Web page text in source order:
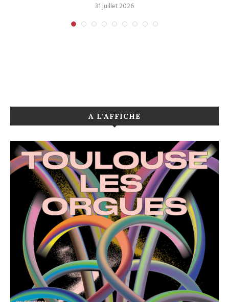
31 juillet 2026
A L’AFFICHE